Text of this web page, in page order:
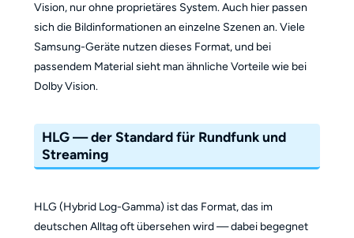
Vision, nur ohne proprietäres System. Auch hier passen
sich die Bildinformationen an einzelne Szenen an. Viele
Samsung-Geräte nutzen dieses Format, und bei
passendem Material sieht man ähnliche Vorteile wie bei
Dolby Vision.
HLG — der Standard für Rundfunk und
Streaming
HLG (Hybrid Log-Gamma) ist das Format, das im
deutschen Alltag oft übersehen wird — dabei begegnet